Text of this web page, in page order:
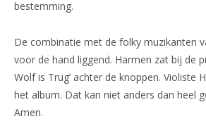
bestemming.
De combinatie met de folky muzikanten
voor de hand liggend. Harmen zat bij de
Wolf is Trug’ achter de knoppen. Violiste
het album. Dat kan niet anders dan heel
Amen.